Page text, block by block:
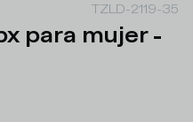
TZLD-2119-35
para mujer -